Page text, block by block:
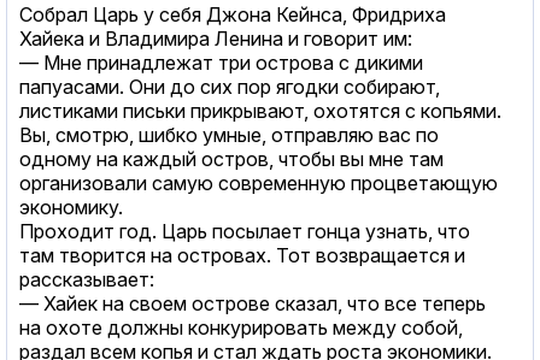
Собрал Царь у себя Джона Кейнса, Фридриха
Хайека и Владимира Ленина и говорит им:
— Мне принадлежат три острова с дикими
папуасами. Они до сих пор ягодки собирают,
листиками письки прикрывают, охотятся с копьями.
Вы, смотрю, шибко умные, отправляю вас по
одному на каждый остров, чтобы вы мне там
организовали самую современную процветающую
экономику.
Проходит год. Царь посылает гонца узнать, что
там творится на островах. Тот возвращается и
рассказывает:
— Хайек на своем острове сказал, что все теперь
на охоте должны конкурировать между собой,
раздал всем копья и стал ждать роста экономики.